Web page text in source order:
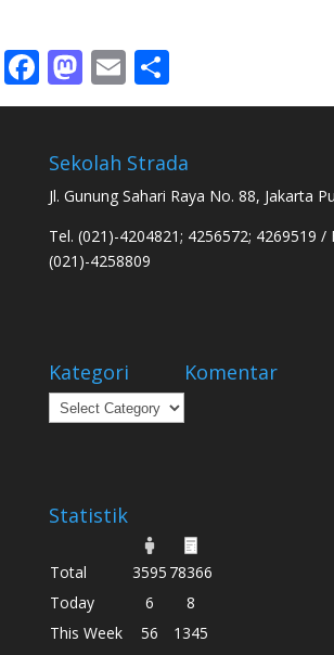
Facebook
Mastodon
Email
Sekolah Strada
Jl. Gunung Sahari Raya No. 88, Jakarta
Tel. (021)-4204821; 4256572; 4269519 /
(021)-4258809
Kategori
Kategori
Komentar
Statistik
Total 3595 78366
Today
6
8
This Week
56
1345